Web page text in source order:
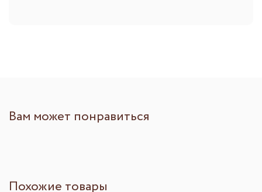
Вам может понравиться
Похожие товары